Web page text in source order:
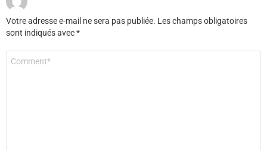
Votre adresse e-mail ne sera pas publiée. Les champs obligatoires
sont indiqués avec*
Commentaire